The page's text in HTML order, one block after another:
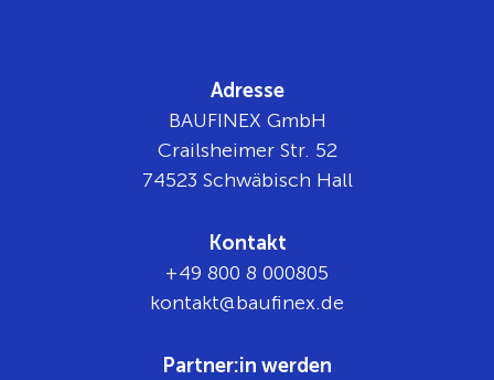
Adresse
BAUFINEX GmbH
Crailsheimer Str. 52
74523 Schwäbisch Hall
Kontakt
+49 800 8 000805
ed.xe
nifua
b@tka
tnok
Partner:in werden